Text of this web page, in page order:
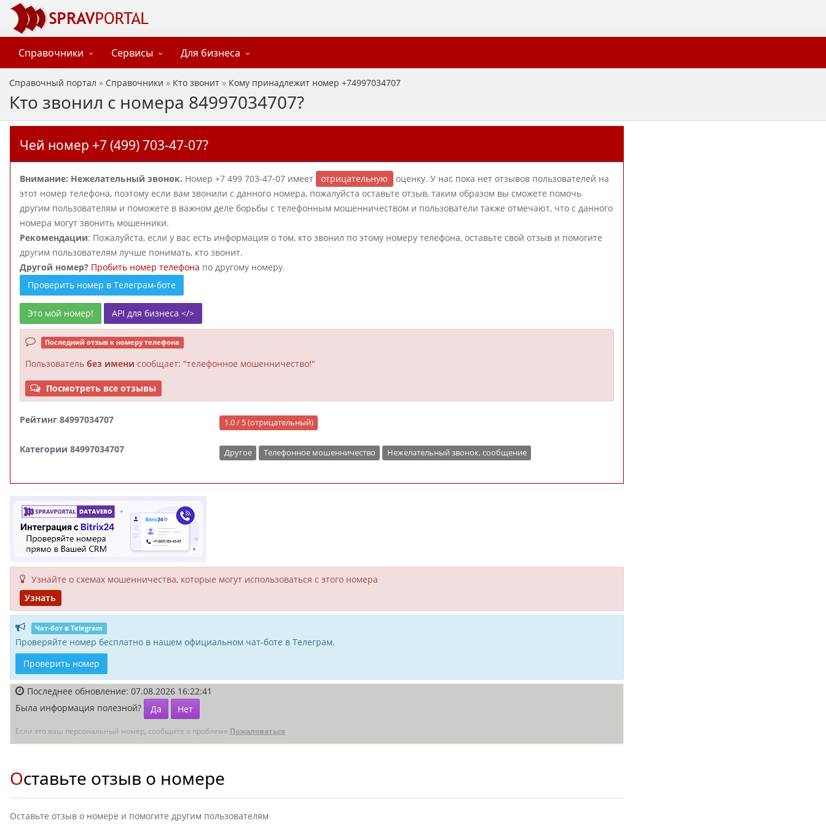
Справочники Сервисы Для бизнеса
Справочный портал » Справочники » Кто звонит » Кому принадлежит номер +74997034707
Кто звонил с номера 84997034707?
Чей номер +7 (499) 703-47-07?
Внимание: Нежелательный звонок. Номер +7 499 703-47-07 имеет отрицательную
оценку. У нас пока нет отзывов пользователей на
этот номер телефона, поэтому если вам звонили с данного номера, пожалуйста оставьте отзыв, таким образом вы сможете помочь
другим пользователям и поможете в важном деле борьбы с телефонным мошенничеством и пользователи также отмечают, что с данного
номера могут звонить мошенники.
Рекомендации: Пожалуйста, если у вас есть информация о том, кто звонил по этому номеру телефона, оставьте свой отзыв и помогите
другим пользователям лучше понимать, кто звонит.
Другой номер? Пробить номер телефона по другому номеру.
Проверить номер в Телеграм-боте
Это мой номер! API для бизнеса </>
Последний отзыв к номеру телефона
Пользователь без имени сообщает: "телефонное мошенничество!"
Посмотреть все отзывы
Рейтинг 84997034707 1.0 / 5 (отрицательный)
Категории 84997034707 Другое Телефонное мошенничество Нежелательный звонок, сообщение
Узнайте о схемах мошенни­чества, кото­рые могут исполь­зоваться с этого номера
Узнать
Чат-бот в Telegram
Проверяйте номер бесплатно в нашем официальном чат-боте в Телеграм.
Проверить номер
Последнее обновление: 07.08.2026 16:22:41
Была информация полезной?
Да Нет
Если это ваш персональный номер, сообщите о проблеме Пожаловаться
Оставьте отзыв о номере
Оставьте отзыв о номере и помогите другим пользователям